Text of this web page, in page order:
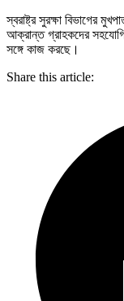
স্বরাষ্ট্র সুরক্ষা বিভাগের
আক্রান্ত গ্রাহকদের
সঙ্গে কাজ করছে।
Share this article: